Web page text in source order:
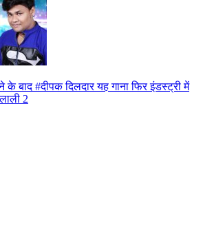
बाद #दीपक दिलदार यह गाना फिर इंडस्ट्री में
2